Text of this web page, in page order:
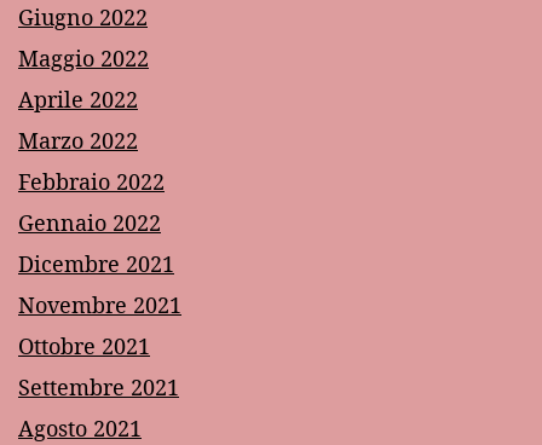
Giugno 2022
Maggio 2022
Aprile 2022
Marzo 2022
Febbraio 2022
Gennaio 2022
Dicembre 2021
Novembre 2021
Ottobre 2021
Settembre 2021
Agosto 2021